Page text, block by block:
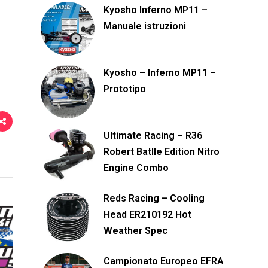
Kyosho Inferno MP11 –
Manuale istruzioni
Kyosho – Inferno MP11 –
Prototipo
Ultimate Racing – R36
Robert Batlle Edition Nitro
Engine Combo
Reds Racing – Cooling
Head ER210192 Hot
Weather Spec
Campionato Europeo EFRA